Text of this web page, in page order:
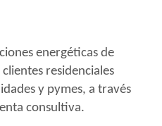
energéticas de
residenciales
y pymes, a través
consultiva.